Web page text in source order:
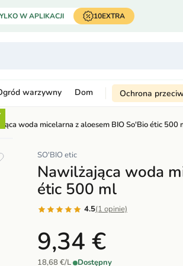
W APLIKACJI 10EXTRA
warzywny Dom Ochrona
woda micelarna z aloesem BIO So'Bio étic 500
SO'BIO etic
Nawilżająca woda
étic 500 ml
4.5(1 opinie)
9,34 €
18,68 €/L· Dostępny